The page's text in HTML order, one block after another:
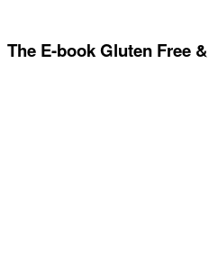
The E-book Gluten Free